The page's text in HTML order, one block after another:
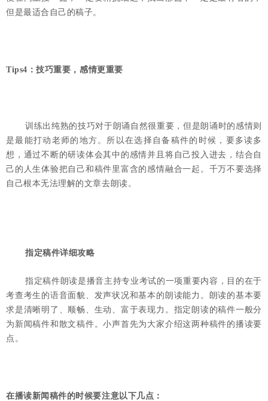
但是最适合自己的稿子。
Tips4：技巧重要，感情更重要
训练出纯熟的技巧对于朗诵自然很重要，但是朗诵时的感情则
是最能打动老师的地方。所以在选择自备稿件的时候，要多读多
想，通过不断的研读体会其中的感情并且将自己投入进去，结合自
己的人生体验把自己和稿件里富含的感情融合一起。千万不要选择
自己根本无法理解的文章去朗读。
指定稿件详细攻略
指定稿件朗读是播音主持专业考试的一项重要内容，目的在于
考查考生的语音面貌、发声状况和基本的朗读能力。朗读的基本要
求是清晰明了、顺畅、生动、富于表现力。指定朗读的稿件一般分
为新闻稿件和散文稿件。小声首先为大家介绍这两种稿件的播读要
点。
在播读新闻稿件的时候要注意以下几点：